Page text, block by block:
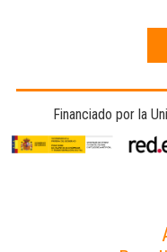
Financiado por la